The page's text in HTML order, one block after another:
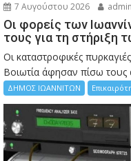
7 Αυγούστου 2026
Οι φορείς των
τους για τη στήριξη
Οι καταστροφικές
Bοιωτία άφησαν πίσω
ΔΗΜΟΣ ΙΩΑΝΝΙΤΩΝ